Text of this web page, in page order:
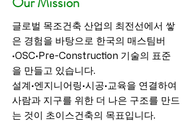
글로벌 목조건축 산업의 최전선에서 쌓
은 경험을 바탕으로 한국의 매스팀버
·OSC·Pre-Construction 기술의 표준
을 만들고 있습니다.
설계·엔지니어링·시공·교육을 연결하여
사람과 지구를 위한 더 나은 구조를 만드
는 것이 초이스건축의 목표입니다.